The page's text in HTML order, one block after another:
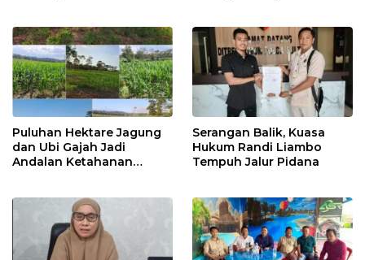
Puluhan Hektare Jagung
dan Ubi Gajah Jadi
Andalan Ketahanan
Serangan Balik, Kuasa
Hukum Randi Liambo
Tempuh Jalur Pidana